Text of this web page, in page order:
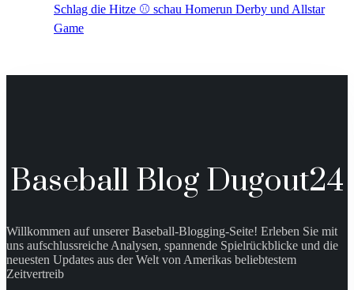
Schlag die Hitze ⚾️ schau Homerun Derby und Allstar
Game
Baseball Blog Dugout24
Willkommen auf unserer Baseball-Blogging-Seite! Erleben Sie mit
uns aufschlussreiche Analysen, spannende Spielrückblicke und die
neuesten Updates aus der Welt von Amerikas beliebtestem
Zeitvertreib